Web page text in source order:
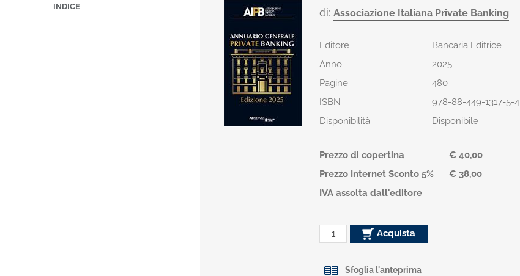
INDICE di:Associazione Italiana Private Banking
Editore
Bancaria Editrice
Anno
2025
Pagine
480
ISBN
978-88-449-1317-5-4
Disponibilità
Disponibile
Prezzo di copertina
€ 40,00
Prezzo Internet Sconto 5%
€ 38,00
IVA assolta dall'editore
Acquista
Sfoglia l'anteprima